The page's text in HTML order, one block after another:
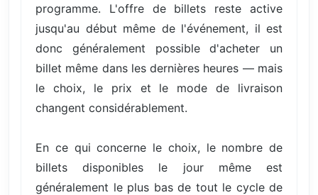
programme. L'offre de billets reste active
jusqu'au début même de l'événement, il est
donc généralement possible d'acheter un
billet même dans les dernières heures — mais
le choix, le prix et le mode de livraison
changent considérablement.
En ce qui concerne le choix, le nombre de
billets disponibles le jour même est
généralement le plus bas de tout le cycle de